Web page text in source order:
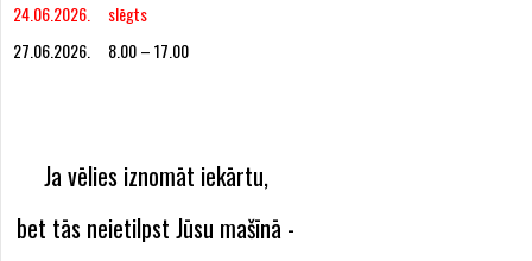
24.06.2026. slēgts
27.06.2026. 8.00 – 17.00
Ja vēlies iznomāt iekārtu,
bet tās neietilpst Jūsu mašīnā -